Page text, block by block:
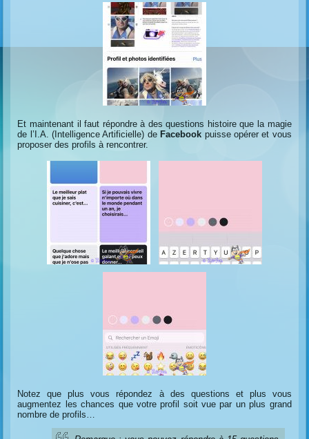
Et maintenant il faut répondre à des questions histoire que la magie
de l’I.A. (Intelligence Artificielle) de Facebook puisse opérer et vous
proposer des profils à rencontrer.
Notez que plus vous répondez à des questions et plus vous
augmentez les chances que votre profil soit vue par un plus grand
nombre de profils…